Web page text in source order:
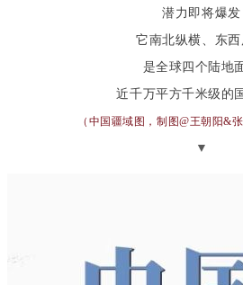
潜力即将爆发
它南北纵横、东西
是全球四个陆地
近千万平方千米级的
（中国疆域图，制图@王朝阳&
▼